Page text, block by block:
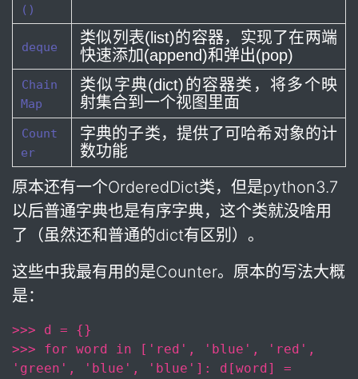
()
deque
类似列表(list)的容器，实现了在两端
快速添加(append)和弹出(pop)
Chain
Map
类似字典(dict)的容器类，将多个映
射集合到一个视图里面
Count
er
字典的子类，提供了可哈希对象的计
数功能
原本还有一个OrderedDict类，但是python3.7
以后普通字典也是有序字典，这个类就没啥用
了（虽然还和普通的dict有区别）。
这些中我最有用的是Counter。原本的写法大概
是：
>>> d = {}
>>> for word in ['red', 'blue', 'red',
'green', 'blue', 'blue']: d[word] =